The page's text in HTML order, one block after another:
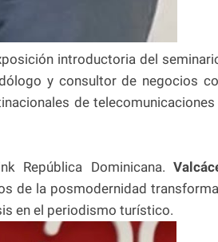
introductoria del
y consultor de negocios
de telecomunicaciones
República Dominicana.
de la posmodernidad
en el periodismo turístico.